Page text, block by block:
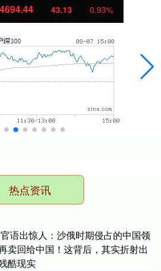
4694.44 43.13 0.93%
热点资讯
语出惊人：沙俄时期侵占的中国领
卖回给中国！这背后，其实折射出
酷现实